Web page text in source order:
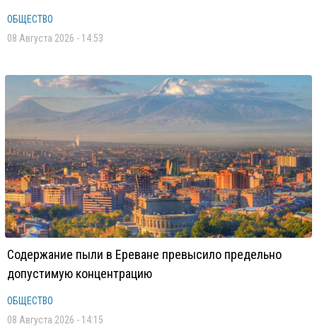
ОБЩЕСТВО
08 Августа 2026 - 14:53
Содержание пыли в Ереване превысило предельно
допустимую концентрацию
ОБЩЕСТВО
08 Августа 2026 - 14:15